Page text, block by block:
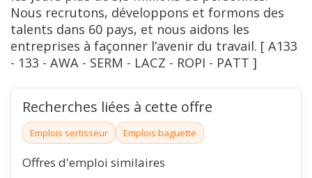
Nous recrutons, développons et formons des
talents dans 60 pays, et nous aidons les
entreprises à façonner l’avenir du travail. [ A133
- 133 - AWA - SERM - LACZ - ROPI - PATT ]
Recherches liées à cette offre
Emplois sertisseur Emplois baguette
Offres d'emploi similaires